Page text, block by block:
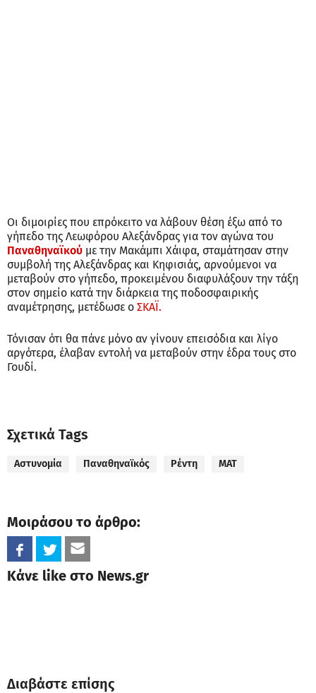
Οι διμοιρίες που επρόκειτο να λάβουν θέση έξω από το
γήπεδο της Λεωφόρου Αλεξάνδρας για τον αγώνα του
Παναθηναϊκού με την Μακάμπι Χάιφα, σταμάτησαν στην
συμβολή της Αλεξάνδρας και Κηφισιάς, αρνούμενοι να
μεταβούν στο γήπεδο, προκειμένου διαφυλάξουν την τάξη
στον σημείο κατά την διάρκεια της ποδοσφαιρικής
αναμέτρησης, μετέδωσε ο ΣΚΑΪ.
Τόνισαν ότι θα πάνε μόνο αν γίνουν επεισόδια και λίγο
αργότερα, έλαβαν εντολή να μεταβούν στην έδρα τους στο
Γουδί.
Σχετικά Tags
Αστυνομία Παναθηναϊκός Ρέντη ΜΑΤ
Μοιράσου το άρθρο:
Κάνε like στο News.gr
Διαβάστε επίσης